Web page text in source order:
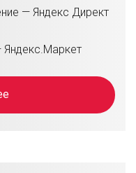
— Яндекс Директ